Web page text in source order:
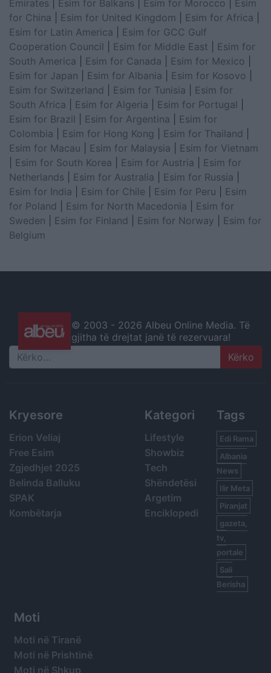
Emirates
Esim for Balkans Esim for Morocco
Esim
for China
Esim for United Kingdom Esim for Africa
Esim for Latin America
Esim for GCC Gulf
Cooperation Council
Esim for Middle East
Esim for
South America
Esim for Canada Esim for Mexico
Esim for Japan
Esim for Albania Esim for Kosovo
Esim for Switzerland
Esim for Tunisia
Esim for
South Africa
Esim for Algeria Esim for Portugal
Esim for Brazil
Esim for Argentina
Esim for
Colombia
Esim for Hong Kong Esim for Thailand
Esim for Macau
Esim for Malaysia
Esim for Vietnam
Esim for South Korea Esim for Austria
Esim for
Netherlands
Esim for Australia Esim for Russia
Esim for India
Esim for Chile Esim for Peru
Esim
for Poland
Esim for North Macedonia
Esim for
Sweden
Esim for Finland Esim for Norway
Esim for
Belgium
© 2003 - 2026 Albeu Online Media. Të
gjitha të drejtat janë të rezervuara!
Search
Kryesore
Erion Veliaj
Free Esim
Zgjedhjet 2025
Belinda Balluku
SPAK
Kombëtarja
Kategori
Lifestyle
Showbiz
Tech
Shëndetësi
Argetim
Enciklopedi
Tags
Edi Rama
Albania
News
Ilir Meta
Piranjat
gazeta,
tv,
portale
Sali
Berisha
Moti
Moti në Tiranë
Moti në Prishtinë
Moti në Shkup